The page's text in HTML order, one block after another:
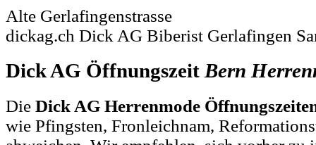
Alte Gerlafingenstrasse
dickag.ch Dick AG Biberist Gerlafingen
Dick AG Öffnungszeit Bern
Die Dick AG Herrenmode
wie Pfingsten, Fronleichnam,